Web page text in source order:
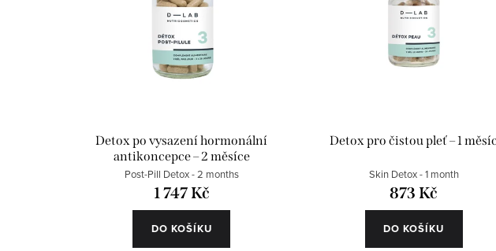
Detox po vysazení hormonální
antikoncepce – 2 měsíce
Post-Pill Detox - 2 months
1 747 Kč
DO KOŠÍKU
Detox pro čistou pleť – 1 měsíc
Skin Detox - 1 month
873 Kč
DO KOŠÍKU